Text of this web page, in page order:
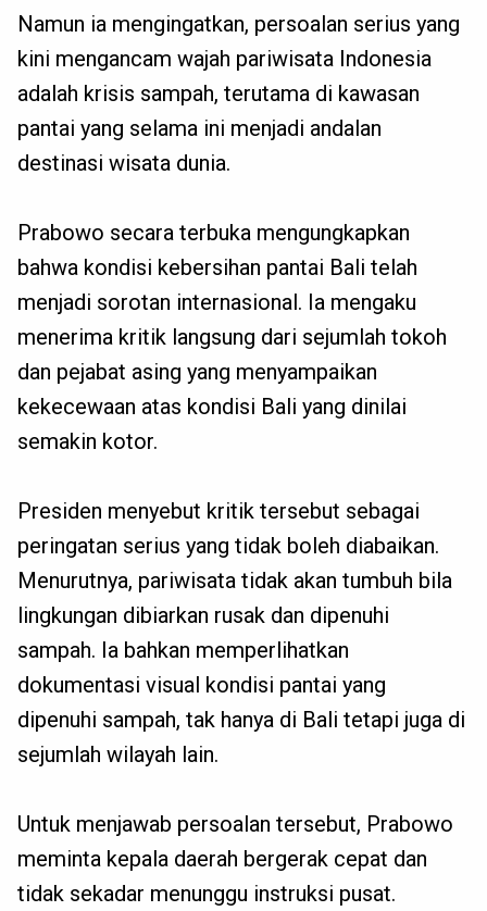
Namun ia mengingatkan, persoalan serius yang
kini mengancam wajah pariwisata Indonesia
adalah krisis sampah, terutama di kawasan
pantai yang selama ini menjadi andalan
destinasi wisata dunia.
Prabowo secara terbuka mengungkapkan
bahwa kondisi kebersihan pantai Bali telah
menjadi sorotan internasional. Ia mengaku
menerima kritik langsung dari sejumlah tokoh
dan pejabat asing yang menyampaikan
kekecewaan atas kondisi Bali yang dinilai
semakin kotor.
Presiden menyebut kritik tersebut sebagai
peringatan serius yang tidak boleh diabaikan.
Menurutnya, pariwisata tidak akan tumbuh bila
lingkungan dibiarkan rusak dan dipenuhi
sampah. Ia bahkan memperlihatkan
dokumentasi visual kondisi pantai yang
dipenuhi sampah, tak hanya di Bali tetapi juga di
sejumlah wilayah lain.
Untuk menjawab persoalan tersebut, Prabowo
meminta kepala daerah bergerak cepat dan
tidak sekadar menunggu instruksi pusat.